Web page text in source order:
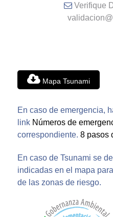
Verifique
Mapa Tsunami
En caso de emergencia,
link Números de
correspondiente. 8 pasos
En caso de Tsunami se
indicadas en el mapa
de las zonas de riesgo.